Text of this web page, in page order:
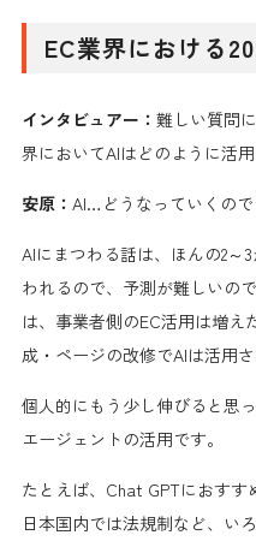
EC業界における
インタビュアー： 難しい質問
界においてAIはどのように活
安原： AI…どうなっていくの
AIにまつわる話は、ほんの2～
われるので、予測が難しいの
は、事業者側のEC活用は増
成・ページの改修でAIは活用
個人的にもう少し伸びると思
エージェントの活用です。
たとえば、Chat GPTにおすす
日本国内では法規制など、い